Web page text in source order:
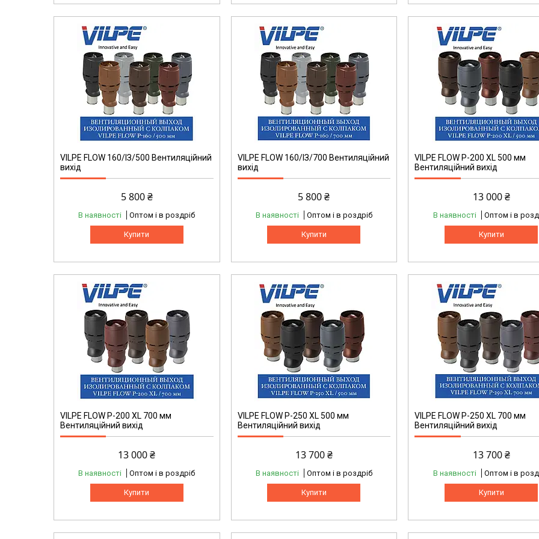
VILPE FLOW 160/ІЗ/500 Вентиляційний
вихід
5 800 ₴
В наявності Оптом і в роздріб
Купити
VILPE FLOW 160/ІЗ/700 Вентиляційний
вихід
5 800 ₴
В наявності Оптом і в роздріб
Купити
VILPE FLOW P-200 XL 500 мм
Вентиляційний вихід
13 000 ₴
В наявності Оптом і в
Купити
VILPE FLOW P-200 XL 700 мм
Вентиляційний вихід
13 000 ₴
В наявності Оптом і в роздріб
Купити
VILPE FLOW P-250 XL 500 мм
Вентиляційний вихід
13 700 ₴
В наявності Оптом і в роздріб
Купити
VILPE FLOW P-250 XL 700 мм
Вентиляційний вихід
13 700 ₴
В наявності Оптом і в
Купити